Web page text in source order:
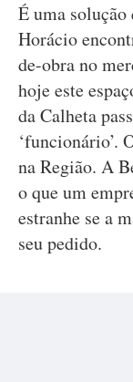
É uma solução
Horácio
de-obra no
hoje este
da Calheta
‘funcionário’.
na Região. A
o que um
estranhe se a
seu pedido.